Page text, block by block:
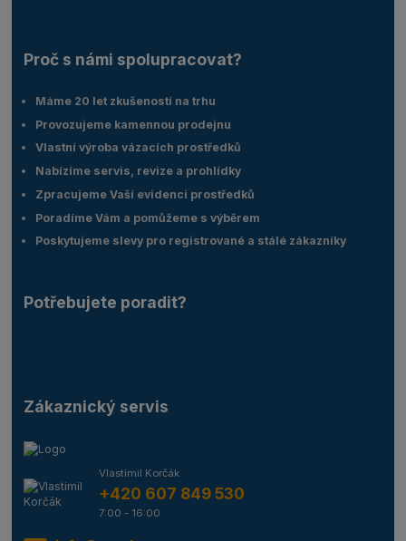
Proč s námi spolupracovat?
Máme 20 let zkušeností na trhu
Provozujeme kamennou prodejnu
Vlastní výroba vázacích prostředků
Nabízíme servis, revize a prohlídky
Zpracujeme Vaší evidenci prostředků
Poradíme Vám a pomůžeme s výběrem
Poskytujeme slevy pro registrované a stálé zákazníky
Potřebujete poradit?
Zákaznický servis
Vlastimil Korčák
+420 607 849 530
7:00 - 16:00